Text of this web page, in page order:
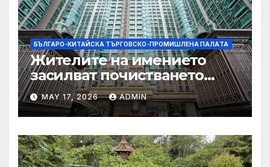
БЪЛГАРО-КИТАЙСКА ТЪРГОВСКО-ПРОМИШЛЕНА ПАЛAТА
Жителите на имението
засилват почистването
след първия случай на
хепатит на плъхове в града
тази година
MAY 17, 2026 ADMIN